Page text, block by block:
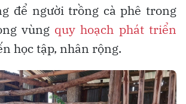
để người trồng cà phê trong
vùng quy hoạch phát triển
học tập, nhân rộng.